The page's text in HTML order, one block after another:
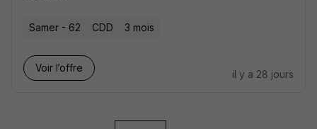
Samer - 62 CDD 3 mois
Voir l’offre
il y a 28 jours